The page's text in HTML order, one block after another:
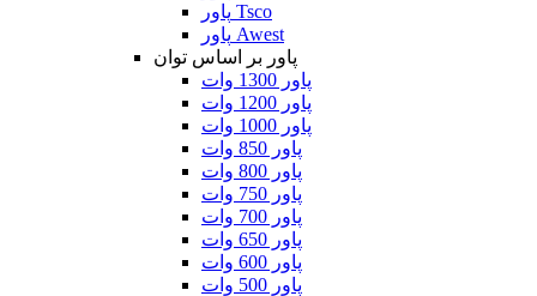
پاور Tsco
پاور Awest
پاور بر اساس توان
پاور 1300 وات
پاور 1200 وات
پاور 1000 وات
پاور 850 وات
پاور 800 وات
پاور 750 وات
پاور 700 وات
پاور 650 وات
پاور 600 وات
پاور 500 وات